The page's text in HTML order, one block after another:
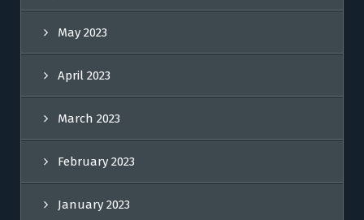
May 2023
April 2023
March 2023
February 2023
January 2023